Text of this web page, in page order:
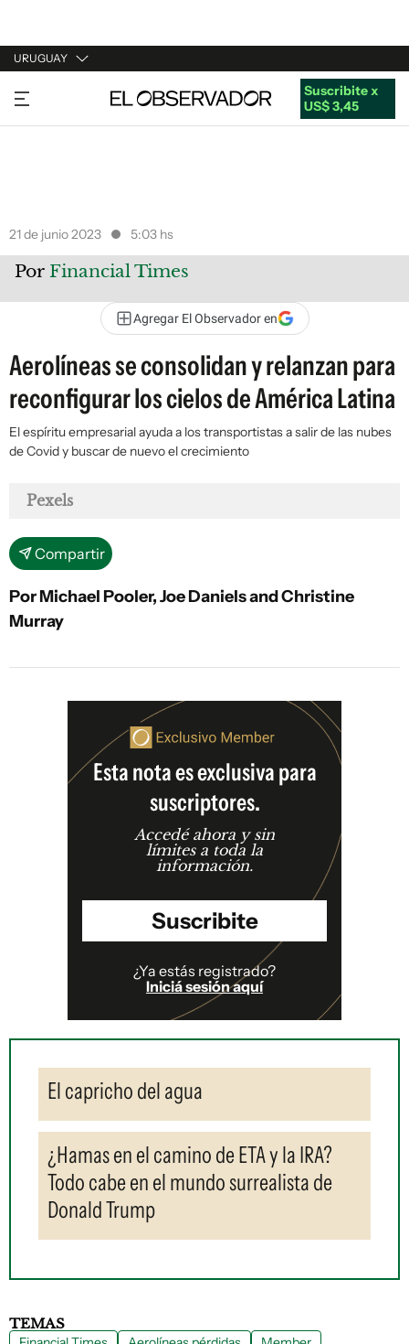
URUGUAY
URUGUAY
ARGENTINA
Suscribite x
US$ 3,45
21 de junio 2023 5:03 hs
Por Financial Times
Agregar El Observador en
Aerolíneas se consolidan y relanzan para
reconfigurar los cielos de América Latina
El espíritu empresarial ayuda a los transportistas a salir de las nubes
de Covid y buscar de nuevo el crecimiento
Pexels
Compartir
Por Michael Pooler, Joe Daniels and Christine
Murray
Esta nota es exclusiva para
suscriptores.
Accedé ahora y sin
límites a toda la
información.
Suscribite
¿Ya estás registrado?
Iniciá sesión aquí
El capricho del agua
¿Hamas en el camino de ETA y la IRA?
Todo cabe en el mundo surrealista de
Donald Trump
TEMAS